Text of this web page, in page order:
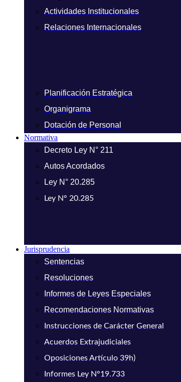
Actividades Institucionales
Relaciones Internacionales
Planificación Estratégica
Organigrama
Dotación de Personal
Normativa
Decreto Ley N° 211
Autos Acordados
Ley N° 20.285
Ley N° 20.285
Jurisprudencia
Sentencias
Resoluciones
Informes de Leyes Especiales
Recomendaciones Normativas
Instrucciones de Carácter General
Acuerdos Extrajudiciales
Oposiciones Artículo 39h)
Informes Ley N°19.733